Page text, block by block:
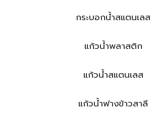
กระบอกน้ำสแตนเลส
แก้วน้ำพลาสติก
แก้วน้ำสแตนเลส
แก้วน้ำฟางข้าวสาลี